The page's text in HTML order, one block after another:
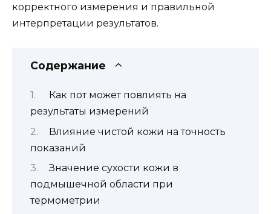
корректного измерения и правильной
интерпретации результатов.
Содержание
Как пот может повлиять на
результаты измерений
Влияние чистой кожи на точность
показаний
Значение сухости кожи в
подмышечной области при
термометрии